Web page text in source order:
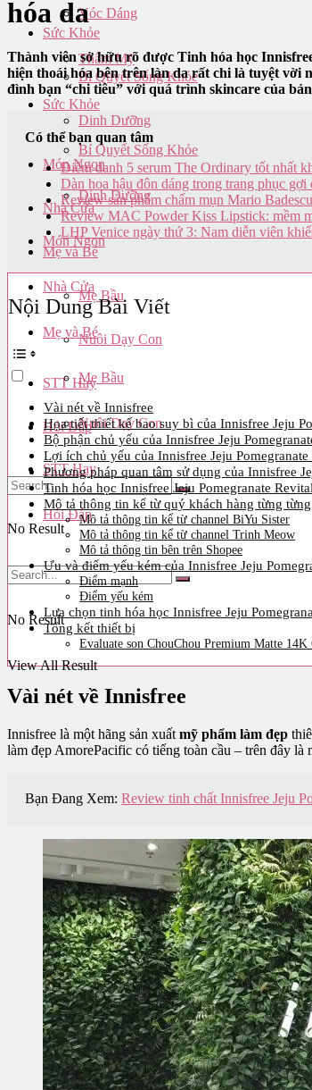
Sức Khỏe
Bí Quyết Sống Khỏe
Dinh Dưỡng
Món Ngon
Nhà Cửa
Mẹ và Bé
Mẹ Bầu
Nuôi Dạy Con
STT Hay
Hỏi Đáp
No Result
View All Result
Vóc Dáng
Thẩm Mỹ
Sức Khỏe
Bí Quyết Sống Khỏe
Dinh Dưỡng
Món Ngon
Nhà Cửa
Mẹ và Bé
Mẹ Bầu
Nuôi Dạy Con
STT Hay
Hỏi Đáp
No Result
View All Result
hóa da
Thành viên sở hữu rõ được Tinh hóa học
hiện thoái hóa bên trên làn da rất chi là tuyệt vời
đình bạn “chi tiêu” với quá trình skincare của
Có thể bạn quan tâm
Điểm danh 5 serum The Ordinary tốt nhất
Dàn hoa hậu đôn dáng trong trang phục gợi
Review sản phẩm chấm mụn Mario
Review MAC Powder Kiss Lipstick: mềm
LHP Venice ngày thứ 3: Nam diễn viên
Nội Dung Bài Viết
Vài nét về Innisfree
Họa tiết thiết kế bao suy bì của Innisfree Jeju
Bộ phận chủ yếu của Innisfree Jeju
Lợi ích chủ yếu của Innisfree Jeju
Phương pháp quan tâm sử dụng của Innisfree
Tinh hóa học Innisfree Jeju Pomegranate
Mô tả thông tin kể từ quý khách hàng từng
Mô tả thông tin kể từ channel BiYu Sister
Mô tả thông tin kể từ channel Trinh Meow
Mô tả thông tin bên trên Shopee
Ưu và điểm yếu kém của Innisfree Jeju
Điểm mạnh
Điểm yếu kém
Lựa chọn tinh hóa học Innisfree Jeju
Tổng kết thiết bị
Evaluate son ChouChou Premium Matte
Vài nét về Innisfree
Innisfree là một hãng sản xuất mỹ phẩm làm đẹp
làm đẹp AmorePacific có tiếng toàn cầu – trên đây
Bạn Đang Xem: Review tinh chất Innisfree Jeju